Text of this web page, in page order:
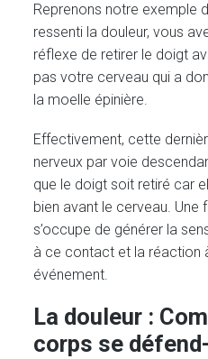
Reprenons notre exemple
ressenti la douleur, vous
réflexe de retirer le doigt
pas votre cerveau qui a
la moelle épinière.
Effectivement, cette
nerveux par voie
que le doigt soit retiré car
bien avant le cerveau. Une
s’occupe de générer la
à ce contact et la réaction
événement.
La douleur :
corps se